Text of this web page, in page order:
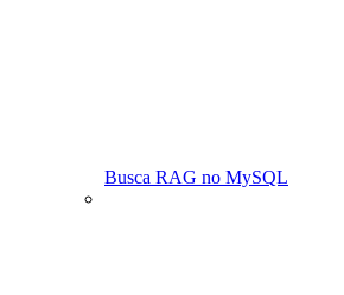
Busca RAG no MySQL